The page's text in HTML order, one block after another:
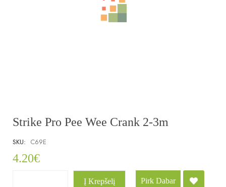
Strike Pro Pee Wee Crank 2-3m
SKU: C69E
4.20€
Į Krepšelį Pirk Dabar